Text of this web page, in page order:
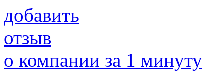
добавить
отзыв
о компании за 1 минуту